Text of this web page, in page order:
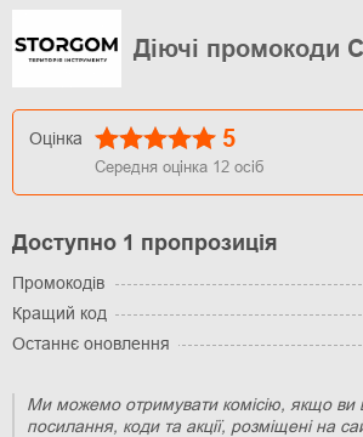
Діючі промокоди
Оцінка 5
Середня оцінка 12 осіб
Доступно 1 пропрозиція
Промокодів
Кращий код
Останнє оновлення
Ми можемо отримувати комісію, якщо ви
посилання, коди та акції, розміщені на